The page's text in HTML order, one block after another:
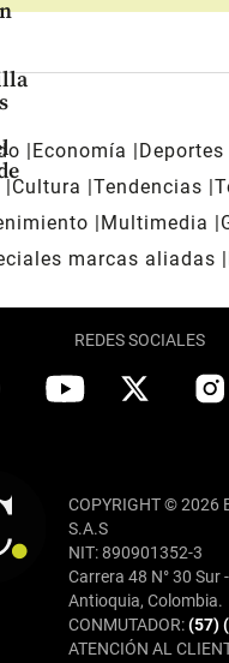
Economía Deportes
Cultura Tendencias
Multimedia
marcas aliadas
REDES SOCIALES
COPYRIGHT © 2026
S.A.S
NIT: 890901352-3
Carrera 48 N° 30 Sur
Antioquia, Colombia.
CONMUTADOR:(57)
ATENCIÓN AL